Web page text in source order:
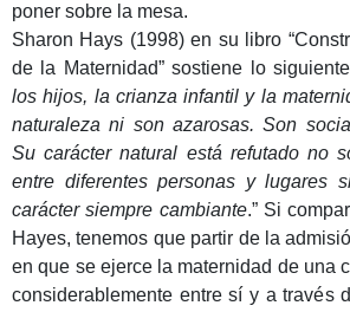
poner sobre la mesa.
Sharon Hays (1998) en su libro
de la Maternidad” sostiene lo
los hijos, la crianza infantil y la
naturaleza ni son azarosas. Son
Su carácter natural está refutado no
entre diferentes personas y lugares
carácter siempre cambiante.” Si
Hayes, tenemos que partir de la
en que se ejerce la maternidad de una
considerablemente entre sí y a través